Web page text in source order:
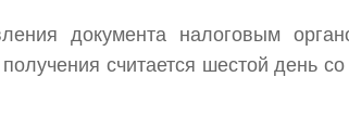
документа налоговым
считается шестой день